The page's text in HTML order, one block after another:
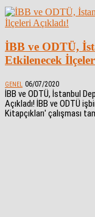
İBB ve ODTÜ,
Etkilenecek
GENEL 06/07/2020
İBB ve ODTÜ, İstanbul
Açıkladı! İBB ve ODTÜ
Kitapçıkları' çalışması